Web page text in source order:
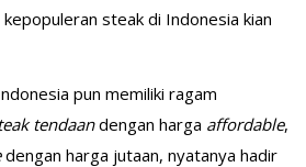
steak di Indonesia kian
pun memiliki ragam
tendaandengan harga affordable,
dengan harga jutaan, nyatanya hadir